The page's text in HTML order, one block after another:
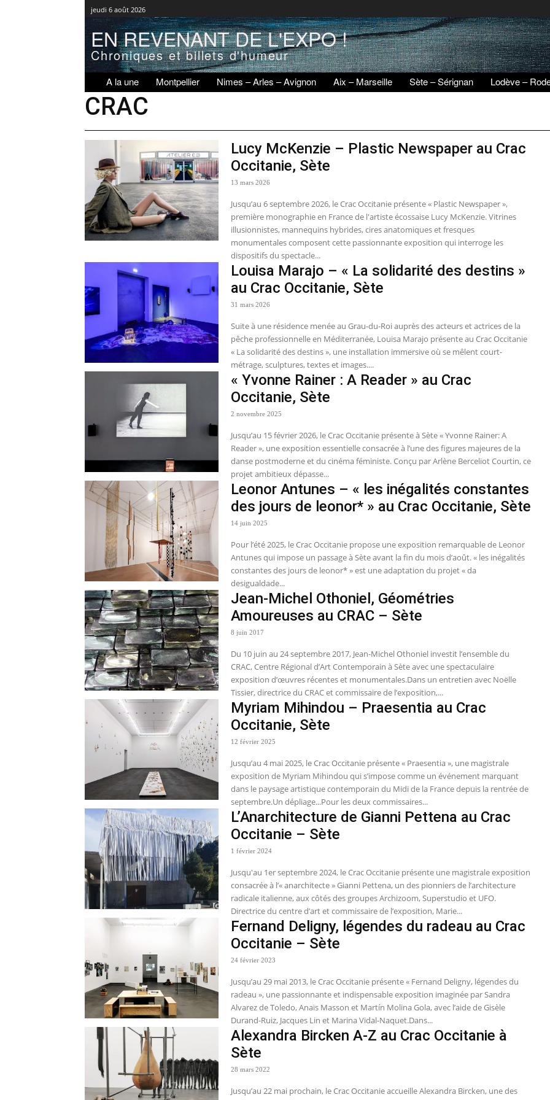
jeudi 6 août 2026
EN REVENANT DE L'EXPO !
Chroniques et billets d'humeur
A la une Montpellier Nimes – Arles – Avignon Aix – Marseille Sète – Sérignan Lodève –
CRAC
Lucy McKenzie – Plastic Newspaper au Crac
Occitanie, Sète
13 mars 2026
Jusqu’au 6 septembre 2026, le Crac Occitanie présente « Plastic Newspaper »,
première monographie en France de l'artiste écossaise Lucy McKenzie. Vitrines
illusionnistes, mannequins hybrides, cires anatomiques et fresques
monumentales composent cette passionnante exposition qui interroge les
dispositifs du spectacle...
Louisa Marajo – « La solidarité des destins »
au Crac Occitanie, Sète
31 mars 2026
Suite à une résidence menée au Grau-du-Roi auprès des acteurs et actrices de la
pêche professionnelle en Méditerranée, Louisa Marajo présente au Crac Occitanie
« La solidarité des destins », une installation immersive où se mêlent court-
métrage, sculptures, textes et images....
« Yvonne Rainer : A Reader » au Crac
Occitanie, Sète
2 novembre 2025
Jusqu’au 15 février 2026, le Crac Occitanie présente à Sète « Yvonne Rainer: A
Reader », une exposition essentielle consacrée à l’une des figures majeures de la
danse postmoderne et du cinéma féministe. Conçu par Arlène Berceliot Courtin, ce
projet ambitieux dépasse...
Leonor Antunes – « les inégalités constantes
des jours de leonor* » au Crac Occitanie, Sète
14 juin 2025
Pour l’été 2025, le Crac Occitanie propose une exposition remarquable de Leonor
Antunes qui impose un passage à Sète avant la fin du mois d’août. « les inégalités
constantes des jours de leonor* » est une adaptation du projet « da
desigualdade...
Jean-Michel Othoniel, Géométries
Amoureuses au CRAC – Sète
8 juin 2017
Du 10 juin au 24 septembre 2017, Jean-Michel Othoniel investit l’ensemble du
CRAC, Centre Régional d’Art Contemporain à Sète avec une spectaculaire
exposition d’œuvres récentes et monumentales.Dans un entretien avec Noëlle
Tissier, directrice du CRAC et commissaire de l’exposition,...
Myriam Mihindou – Praesentia au Crac
Occitanie, Sète
12 février 2025
Jusqu’au 4 mai 2025, le Crac Occitanie présente « Praesentia », une magistrale
exposition de Myriam Mihindou qui s’impose comme un événement marquant
dans le paysage artistique contemporain du Midi de la France depuis la rentrée de
septembre.Un dépliage...Pour les deux commissaires...
L’Anarchitecture de Gianni Pettena au Crac
Occitanie – Sète
1 février 2024
Jusqu'au 1er septembre 2024, le Crac Occitanie présente une magistrale exposition
consacrée à l’« anarchitecte » Gianni Pettena, un des pionniers de l’architecture
radicale italienne, aux côtés des groupes Archizoom, Superstudio et UFO.
Directrice du centre d’art et commissaire de l’exposition, Marie...
Fernand Deligny, légendes du radeau au Crac
Occitanie – Sète
24 février 2023
Jusqu’au 29 mai 2013, le Crac Occitanie présente « Fernand Deligny, légendes du
radeau », une passionnante et indispensable exposition imaginée par Sandra
Alvarez de Toledo, Anaïs Masson et Martín Molina Gola, avec l’aide de Gisèle
Durand-Ruiz, Jacques Lin et Marina Vidal-Naquet.Dans...
Alexandra Bircken A-Z au Crac Occitanie à
Sète
28 mars 2022
Jusqu’au 22 mai prochain, le Crac Occitanie accueille Alexandra Bircken, une des